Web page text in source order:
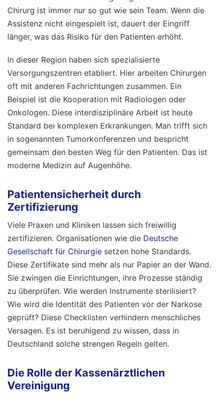
Chirurg ist immer nur so gut wie sein Team. Wenn die
Assistenz nicht eingespielt ist, dauert der Eingriff
länger, was das Risiko für den Patienten erhöht.
In dieser Region haben sich spezialisierte
Versorgungszentren etabliert. Hier arbeiten Chirurgen
oft mit anderen Fachrichtungen zusammen. Ein
Beispiel ist die Kooperation mit Radiologen oder
Onkologen. Diese interdisziplinäre Arbeit ist heute
Standard bei komplexen Erkrankungen. Man trifft sich
in sogenannten Tumorkonferenzen und bespricht
gemeinsam den besten Weg für den Patienten. Das ist
moderne Medizin auf Augenhöhe.
Patientensicherheit durch
Zertifizierung
Viele Praxen und Kliniken lassen sich freiwillig
zertifizieren. Organisationen wie die Deutsche
Gesellschaft für Chirurgie setzen hohe Standards.
Diese Zertifikate sind mehr als nur Papier an der Wand.
Sie zwingen die Einrichtungen, ihre Prozesse ständig
zu überprüfen. Wie werden Instrumente sterilisiert?
Wie wird die Identität des Patienten vor der Narkose
geprüft? Diese Checklisten verhindern menschliches
Versagen. Es ist beruhigend zu wissen, dass in
Deutschland solche strengen Regeln gelten.
Die Rolle der Kassenärztlichen
Vereinigung